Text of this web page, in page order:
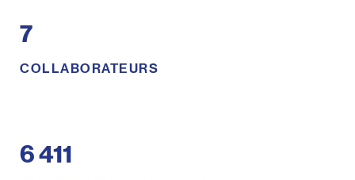
7
COLLABORATEURS
6 411